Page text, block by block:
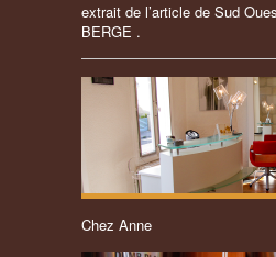
extrait de l’article de Sud
BERGE .
Chez Anne